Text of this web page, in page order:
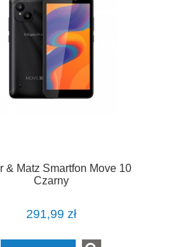
& Matz Smartfon Move 10
Czarny
291,99 zł